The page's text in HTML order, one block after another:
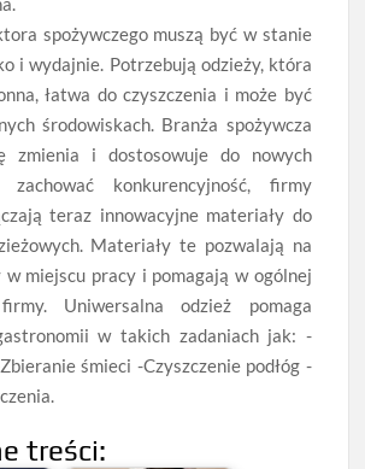
spożywczego muszą być w stanie
i wydajnie. Potrzebują odzieży, która
łatwa do czyszczenia i może być
środowiskach. Branża spożywcza
zmienia i dostosowuje do nowych
konkurencyjność, firmy
teraz innowacyjne materiały do
Materiały te pozwalają na
w miejscu pracy i pomagają w ogólnej
Uniwersalna odzież pomaga
w takich zadaniach jak: -
śmieci -Czyszczenie podłóg -
treści: